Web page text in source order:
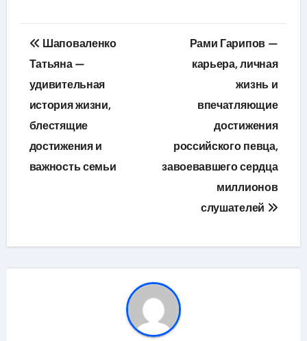
Навигация
по
записям
Шаповаленко
Татьяна —
удивительная
история жизни,
блестящие
достижения и
важность семьи
Рами Гарипов —
карьера, личная
жизнь и
впечатляющие
достижения
российского певца,
завоевавшего сердца
миллионов
слушателей